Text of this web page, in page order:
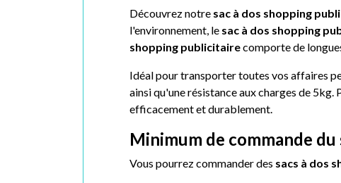
Découvrez notre sac à dos shopping
l'environnement, le sac à dos shopping
shopping publicitairecomporte de
Idéal pour transporter toutes vos affaires
ainsi qu'une résistance aux charges de 5kg.
efficacement et durablement.
Minimum de commande
Vous pourrez commander des sacs à dos